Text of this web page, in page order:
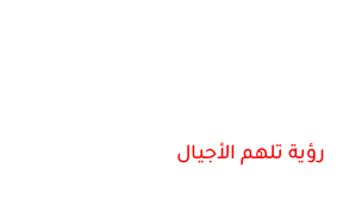
رؤية تلهم الأجيال